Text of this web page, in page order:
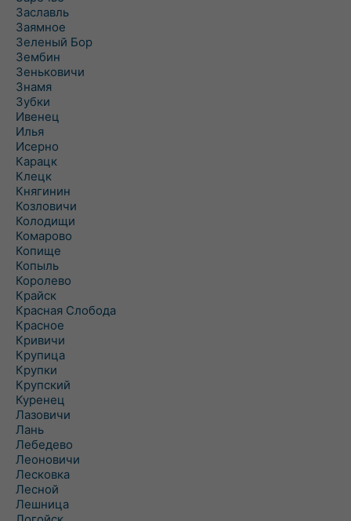
Заславль
Заямное
Зеленый Бор
Зембин
Зеньковичи
Знамя
Зубки
Ивенец
Илья
Исерно
Карацк
Клецк
Княгинин
Козловичи
Колодищи
Комарово
Копище
Копыль
Королево
Крайск
Красная Слобода
Красное
Кривичи
Крупица
Крупки
Крупский
Куренец
Лазовичи
Лань
Лебедево
Леоновичи
Лесковка
Лесной
Лешница